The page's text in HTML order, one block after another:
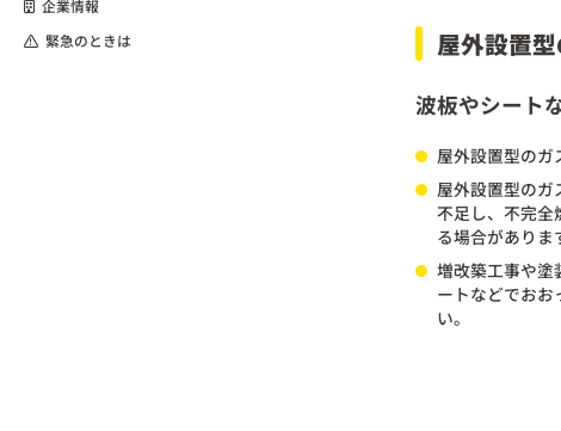
企業情報
緊急のときは
屋外設置
波板やシート
屋外設置型のガ
屋外設置型の
不足し、不完全
る場合がありま
増改築工事や塗
ートなどでおお
い。